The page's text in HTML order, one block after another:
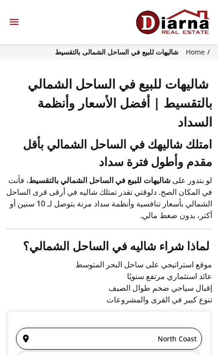
Home شاليهات للبيع في الساحل الشمالى بالتقسيط
شاليهات للبيع في الساحل الشمالي
بالتقسيط | أفضل الأسعار وأنظمة
السداد
امتلك شاليهك في الساحل الشمالي بأقل
مقدم وأطول فترة سداد
لو بتدور على شاليهات للبيع في الساحل الشمالي بالتقسيط، فأنت
في المكان الصح. دلوقتي تقدر تمتلك شاليه في أرقى قرى الساحل
الشمالي بأسعار تنافسية وأنظمة سداد مرنة بتوصل لـ 10 سنين أو
أكتر، بدون ضغط مالي.
لماذا شراء شاليه في الساحل الشمالي؟
موقع استراتيجي على ساحل البحر المتوسط
عائد استثماري مرتفع سنويًا
إقبال سياحي ضخم طوال الصيف
تنوع كبير في القرى والمشروعات